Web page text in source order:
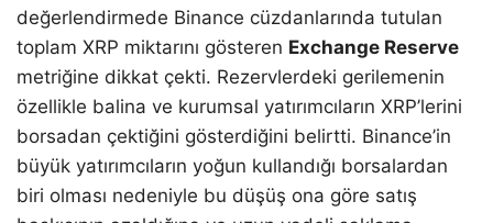
değerlendirmede Binance cüzdanlarında tutulan
toplam XRP miktarını gösteren Exchange Reserve
metriğine dikkat çekti. Rezervlerdeki gerilemenin
özellikle balina ve kurumsal yatırımcıların XRP’lerini
borsadan çektiğini gösterdiğini belirtti. Binance’in
büyük yatırımcıların yoğun kullandığı borsalardan
biri olması nedeniyle bu düşüş ona göre satış